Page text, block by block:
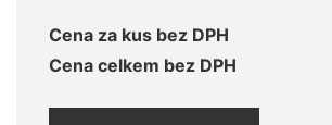
Cena za kus bez DPH
Cena celkem bez DPH